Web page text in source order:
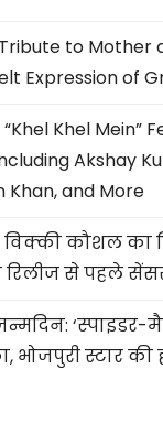
to Mother
Expression of
Khel Mein”
Akshay
Khan, and More
विक्की कौशल
रिलीज से पहले
‘स्पाइडर-
भोजपुरी स्टार की